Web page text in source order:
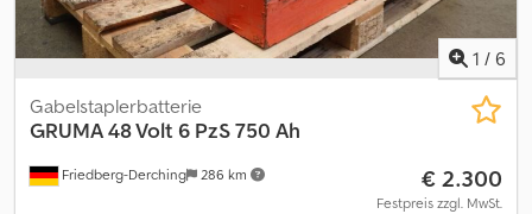
1 / 6
Friedberg-Derching 286 km
Gabelstaplerbatterie
GRUMA48 Volt 6 PzS 750 Ah
€ 2.300
Festpreis zzgl. MwSt.